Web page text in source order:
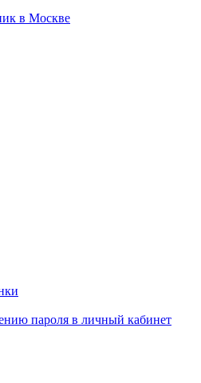
в Москве
пароля в личный кабинет